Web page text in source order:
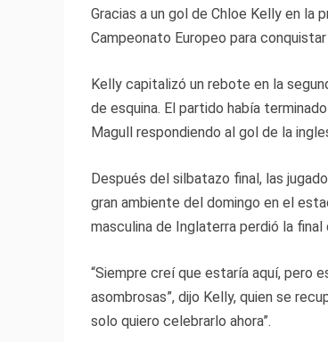
Gracias a un gol de Chloe Kelly en la
Campeonato Europeo para
Kelly capitalizó un rebote en la
de esquina. El partido había
Magull respondiendo al gol de la
Después del silbatazo final, las
gran ambiente del domingo en el
masculina de Inglaterra perdió la
“Siempre creí que estaría aquí, pero
asombrosas”, dijo Kelly, quien se
solo quiero celebrarlo ahora”.